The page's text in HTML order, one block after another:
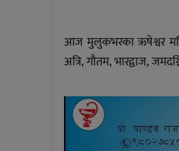
आज मुलुकभरका ऋषेश्वर
अत्रि, गौतम, भारद्वाज,